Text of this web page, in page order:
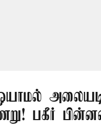
ஓயாமல்
பகீர்